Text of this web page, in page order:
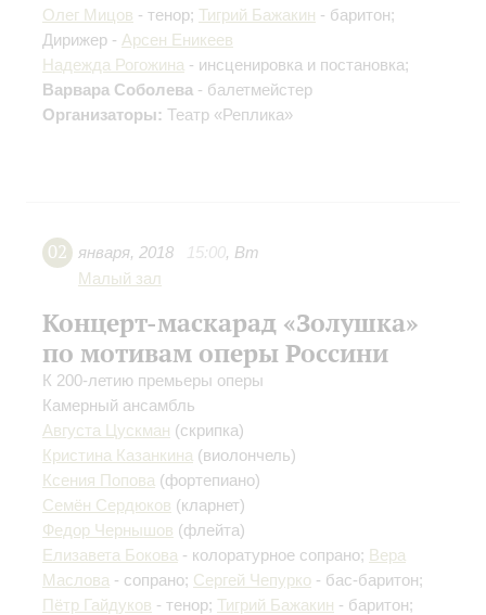
Олег Мицов - тенор; Тигрий Бажакин - баритон;
Дирижер - Арсен Еникеев
Надежда Рогожина - инсценировка и постановка;
Варвара Соболева - балетмейстер
Организаторы: Театр «Реплика»
02 января, 2018 15:00, Вт
Малый зал
Концерт-маскарад «Золушка»
по мотивам оперы Россини
К 200-летию премьеры оперы
Камерный ансамбль
Августа Цускман (скрипка)
Кристина Казанкина (виолончель)
Ксения Попова (фортепиано)
Семён Сердюков (кларнет)
Федор Чернышов (флейта)
Елизавета Бокова - колоратурное сопрано; Вера
Маслова - сопрано; Сергей Чепурко - бас-баритон;
Пётр Гайдуков - тенор; Тигрий Бажакин - баритон;